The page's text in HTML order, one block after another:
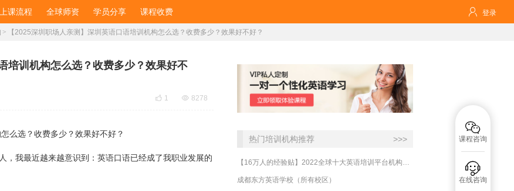
上课流程 全球师资 学员分享 课程收费  登录

课程咨询

在线咨询
> 【2025深圳职场人亲测】深圳英语口语培训机构怎么选？收费多少？效果好不好？
培训机构怎么选？收费多少？效果好不
 1  8278
么选？收费多少？效果好不好？
，我最近越来越意识到：英语口语已经成了我职业发展的
热门培训机构推荐 >>>
成都东方英语学校（所有校区）